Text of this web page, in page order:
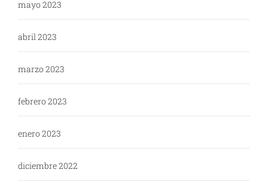
mayo 2023
abril 2023
marzo 2023
febrero 2023
enero 2023
diciembre 2022